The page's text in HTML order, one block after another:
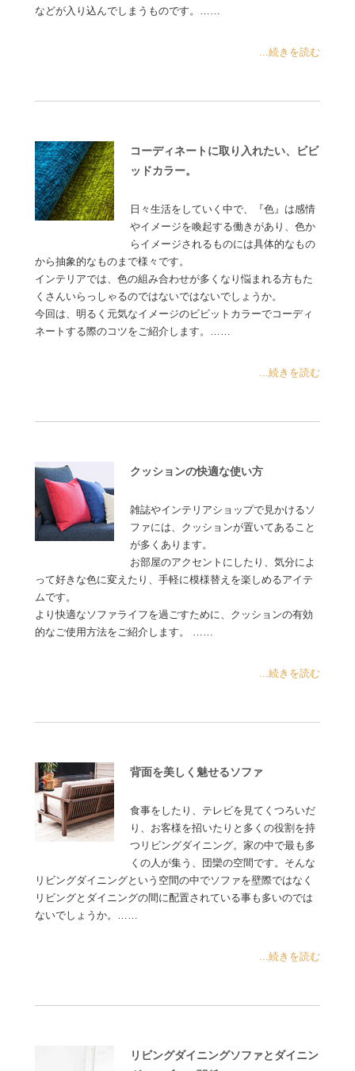
などが入り込んでしまうものです。……
...続きを読む
コーディネートに取り入れたい、ビビ
ッドカラー。
日々生活をしていく中で、『色』は感情
やイメージを喚起する働きがあり、色か
らイメージされるものには具体的なもの
から抽象的なものまで様々です。
インテリアでは、色の組み合わせが多くなり悩まれる方もた
くさんいらっしゃるのではないではないでしょうか。
今回は、明るく元気なイメージのビビットカラーでコーディ
ネートする際のコツをご紹介します。……
...続きを読む
クッションの快適な使い方
雑誌やインテリアショップで見かけるソ
ファには、クッションが置いてあること
が多くあります。
お部屋のアクセントにしたり、気分によ
って好きな色に変えたり、手軽に模様替えを楽しめるアイテ
ムです。
より快適なソファライフを過ごすために、クッションの有効
的なご使用方法をご紹介します。 ……
...続きを読む
背面を美しく魅せるソファ
食事をしたり、テレビを見てくつろいだ
り、お客様を招いたりと多くの役割を持
つリビングダイニング。家の中で最も多
くの人が集う、団欒の空間です。そんな
リビングダイニングという空間の中でソファを壁際ではなく
リビングとダイニングの間に配置されている事も多いのでは
ないでしょうか。……
...続きを読む
リビングダイニングソファとダイニン